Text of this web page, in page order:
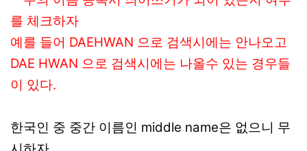
를 체크하자
예를 들어 DAEHWAN 으로 검색시에는 안나오고
DAE HWAN 으로 검색시에는 나올수 있는 경우들
이 있다.
한국인 중 중간 이름인 middle name은 없으니 무